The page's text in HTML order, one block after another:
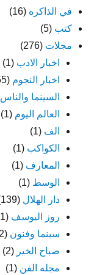
في الذاكره (16)
كتب (5)
مجلات (276)
اخبار الادب (1)
اخبار النجوم (55)
السينما والناس
العالم اليوم (1)
الف (1)
الكواكب (1)
المعارف (1)
الوسط (1)
دار الهلال (139)
روز اليوسف (1)
سينما وفنون (2)
صباح الخير (2)
مجله الفن (1)